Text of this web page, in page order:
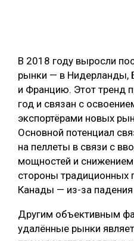
В 2018 году выросли
рынки — в Нидерланды,
и Францию. Этот тренд
год и связан с
экспортёрами новых
Основной потенциал
на пеллеты в связи с
мощностей и
стороны
Канады — из-за падения
Другим объективным
удалённые рынки